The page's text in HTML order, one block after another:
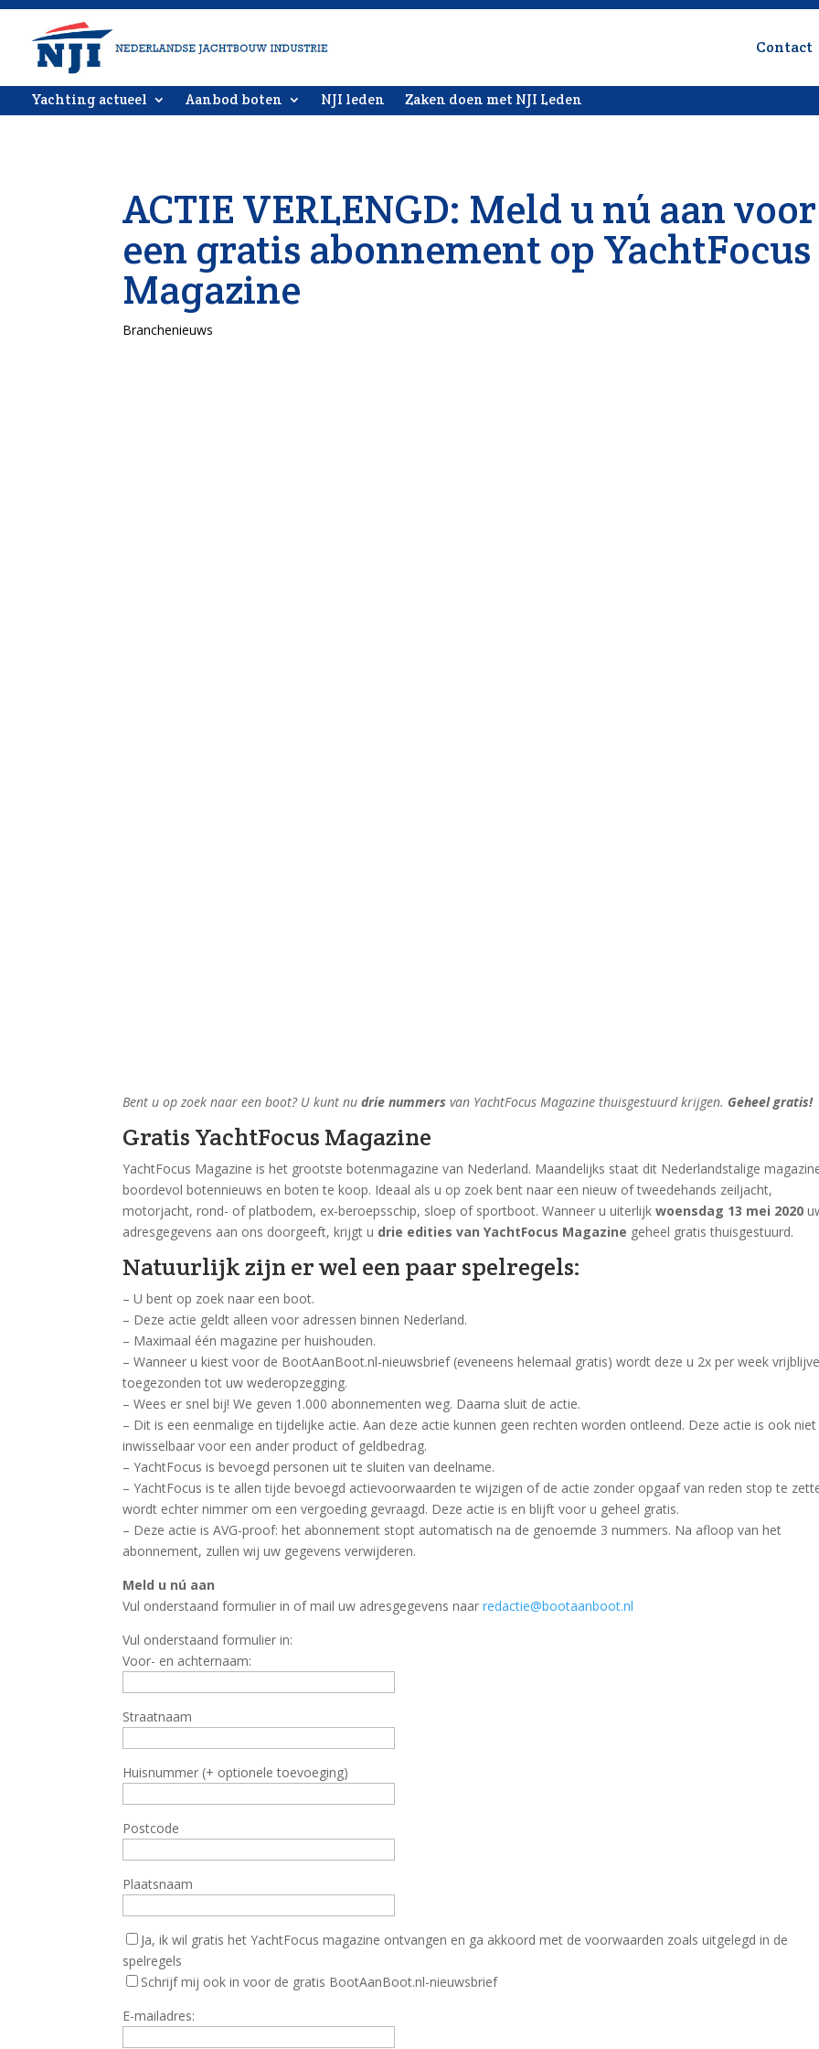
Contact
Yachting actueel Aanbod boten NJI leden Zaken doen met NJI Leden
ACTIE VERLENGD: Meld u nú aan voor
een gratis abonnement op YachtFocus
Magazine
Branchenieuws
Bent u op zoek naar een boot? U kunt nudrie nummers van YachtFocus Magazine thuisgestuurd krijgen. Geheel gratis!
Gratis YachtFocus Magazine
YachtFocus Magazine is het grootste botenmagazine van Nederland. Maandelijks staat dit Nederlandstalige
boordevol botennieuws en boten te koop. Ideaal als u op zoek bent naar een nieuw of tweedehands zeiljacht,
motorjacht, rond- of platbodem, ex-beroepsschip, sloep of sportboot. Wanneer u uiterlijk woensdag 13 mei 2020
adresgegevens aan ons doorgeeft, krijgt u drie edities van YachtFocus Magazine geheel gratis thuisgestuurd.
Natuurlijk zijn er wel een paar spelregels:
– U bent op zoek naar een boot.
– Deze actie geldt alleen voor adressen binnen Nederland.
– Maximaal één magazine per huishouden.
– Wanneer u kiest voor de BootAanBoot.nl-nieuwsbrief (eveneens helemaal gratis) wordt deze u 2x per week
toegezonden tot uw wederopzegging.
– Wees er snel bij! We geven 1.000 abonnementen weg. Daarna sluit de actie.
– Dit is een eenmalige en tijdelijke actie. Aan deze actie kunnen geen rechten worden ontleend. Deze actie is ook niet
inwisselbaar voor een ander product of geldbedrag.
– YachtFocus is bevoegd personen uit te sluiten van deelname.
– YachtFocus is te allen tijde bevoegd actievoorwaarden te wijzigen of de actie zonder opgaaf van reden stop te
wordt echter nimmer om een vergoeding gevraagd. Deze actie is en blijft voor u geheel gratis.
– Deze actie is AVG-proof: het abonnement stopt automatisch na de genoemde 3 nummers. Na afloop van het
abonnement, zullen wij uw gegevens verwijderen.
Meld u nú aan
Vul onderstaand formulier in of mail uw adresgegevens naarredactie@bootaanboot.nl
Vul onderstaand formulier in:
Voor- en achternaam:
Straatnaam
Huisnummer (+ optionele toevoeging)
Postcode
Plaatsnaam
Ja, ik wil gratis het YachtFocus magazine ontvangen en ga akkoord met de voorwaarden zoals uitgelegd in de
spelregels
Schrijf mij ook in voor de gratis BootAanBoot.nl-nieuwsbrief
E-mailadres: